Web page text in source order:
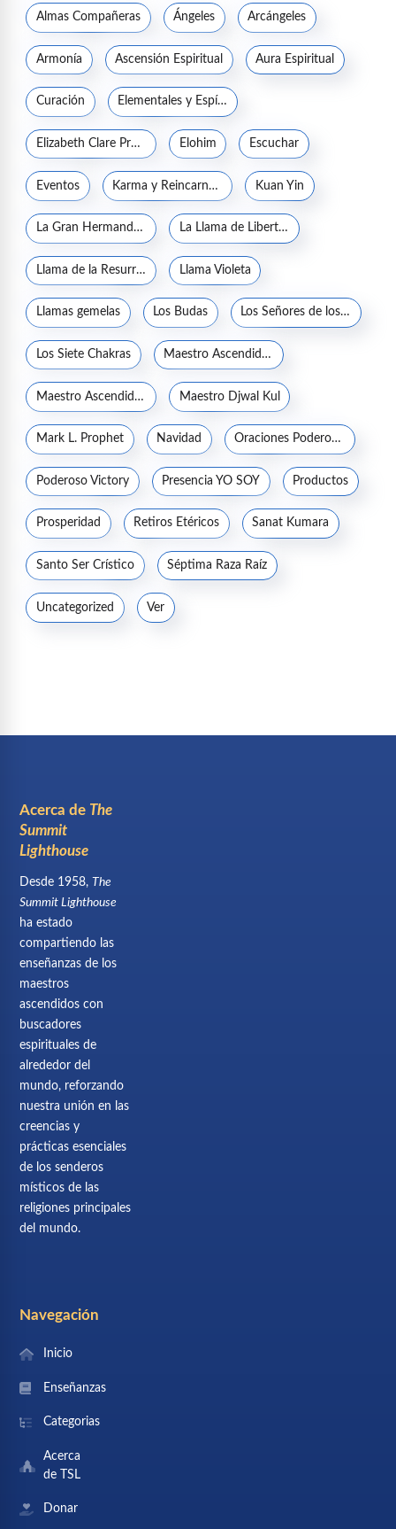
Almas Compañeras Ángeles Arcángeles
Armonía Ascensión Espiritual Aura Espiritual
Curación Elementales y Espíritus de la naturaleza
Elizabeth Clare Prophet Elohim Escuchar
Eventos Karma y Reincarnación Kuan Yin
La Gran Hermandad Blanca La Llama de Libertad
Llama de la Resurrección Llama Violeta
Llamas gemelas Los Budas Los Señores de los Siete Rayos
Los Siete Chakras Maestro Ascendido Jesucristo
Maestro Ascendido Kuthumi Maestro Djwal Kul
Mark L. Prophet Navidad Oraciones Poderosas
Poderoso Victory Presencia YO SOY Productos
Prosperidad Retiros Etéricos Sanat Kumara
Santo Ser Crístico Séptima Raza Raíz
Uncategorized Ver
Acerca de The
Summit
Lighthouse
Desde 1958, The
Summit Lighthouse
ha estado
compartiendo las
enseñanzas de los
maestros
ascendidos con
buscadores
espirituales de
alrededor del
mundo, reforzando
nuestra unión en las
creencias y
prácticas esenciales
de los senderos
místicos de las
religiones principales
del mundo.
Navegación
Inicio
Enseñanzas
Categorias
Acerca
de TSL
Donar